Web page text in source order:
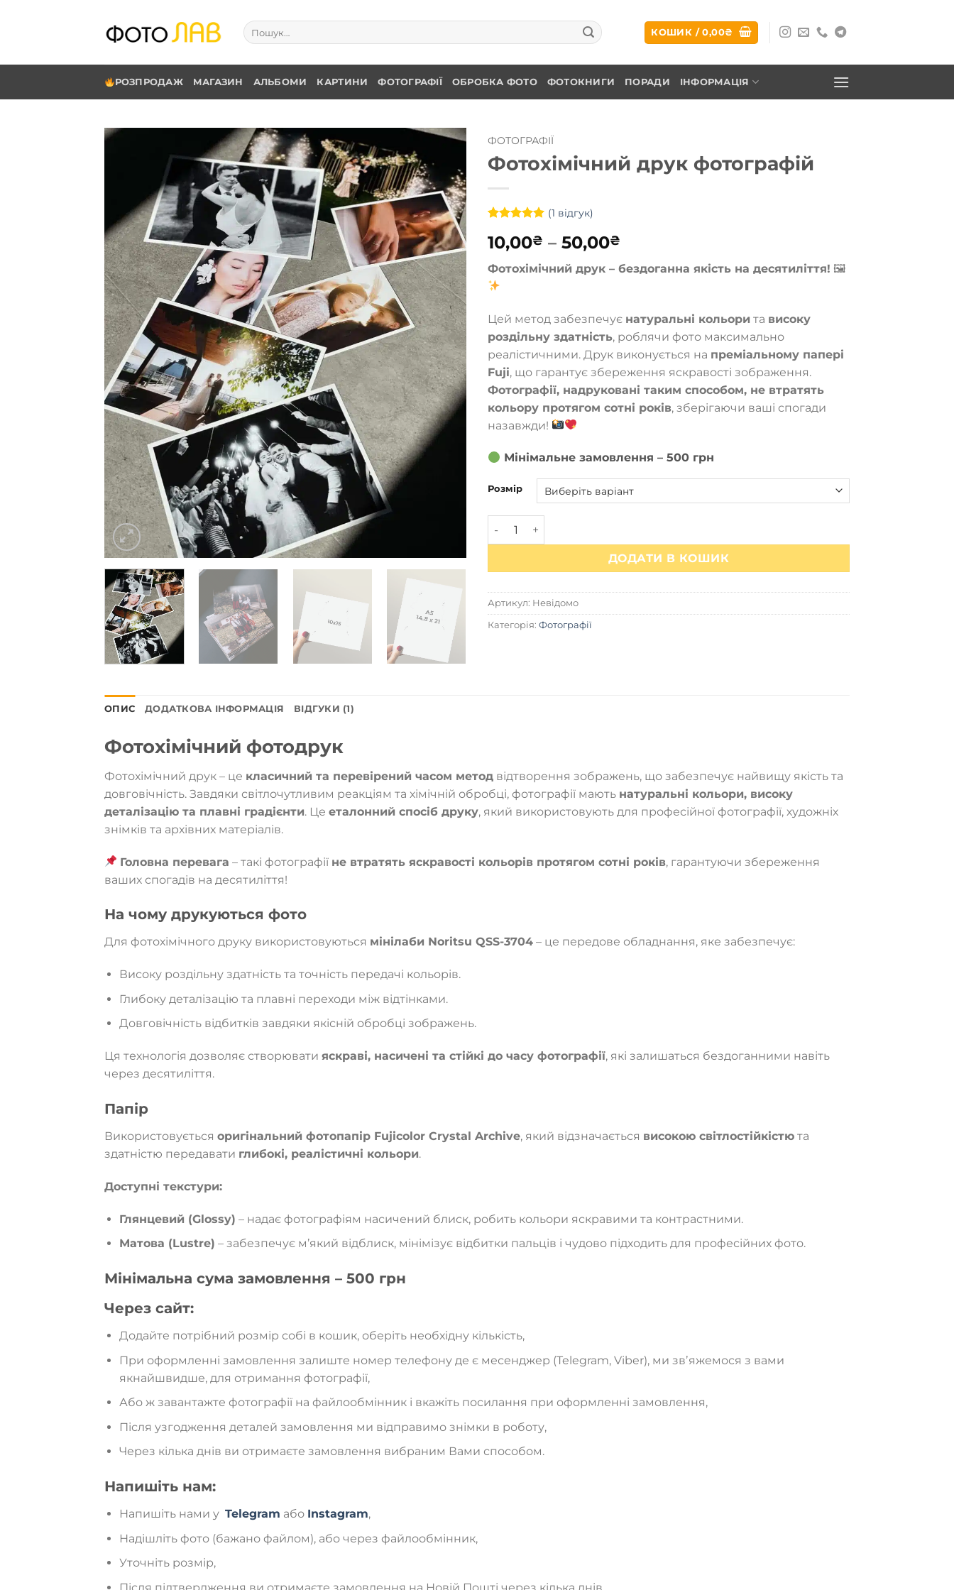
Шукати:
КОШИК /0,00₴
РОЗПРОДАЖ МАГАЗИН АЛЬБОМИ КАРТИНИ ФОТОГРАФІЇ ОБРОБКА ФОТО ФОТОКНИГИ ПОРАДИ ІНФОРМАЦІЯ
ФОТОГРАФІЇ
Фотохімічний друк фотографій
з 5 на
основі
опитування
покупця
(1 відгук)
10,00₴ – 50,00₴
від
50,00₴
Фотохімічний друк – бездоганна якість на десятиліття! 🖼
Цей метод забезпечує натуральні кольори та високу
роздільну здатність, роблячи фото максимально
реалістичними. Друк виконується на преміальному папері
Fuji, що гарантує збереження яскравості зображення.
Фотографії, надруковані таким способом, не втратять
кольору протягом сотні років, зберігаючи ваші спогади
назавжди!
Мінімальне замовлення – 500 грн
Розмір
Фотохімічний друк фотографій кількість
ДОДАТИ В КОШИК
Артикул: Невідомо
Категорія: Фотографії
ОПИС ДОДАТКОВА ІНФОРМАЦІЯ ВІДГУКИ (1)
Фотохімічний фотодрук
Фотохімічний друк – це класичний та перевірений часом метод відтворення зображень, що забезпечує найвищу якість та
довговічність. Завдяки світлочутливим реакціям та хімічній обробці, фотографії мають натуральні кольори, високу
деталізацію та плавні градієнти. Це еталонний спосіб друку, який використовують для професійної фотографії, художніх
знімків та архівних матеріалів.
Головна перевага – такі фотографії не втратять яскравості кольорів протягом сотні років, гарантуючи збереження
ваших спогадів на десятиліття!
На чому друкуються фото
Для фотохімічного друку використовуються мінілаби Noritsu QSS-3704 – це передове обладнання, яке забезпечує:
Високу роздільну здатність та точність передачі кольорів.
Глибоку деталізацію та плавні переходи між відтінками.
Довговічність відбитків завдяки якісній обробці зображень.
Ця технологія дозволяє створювати яскраві, насичені та стійкі до часу фотографії, які залишаться бездоганними навіть
через десятиліття.
Папір
Використовується оригінальний фотопапір Fujicolor Crystal Archive, який відзначається високою світлостійкістю та
здатністю передавати глибокі, реалістичні кольори.
Доступні текстури:
Глянцевий (Glossy) – надає фотографіям насичений блиск, робить кольори яскравими та контрастними.
Матова (Lustre) – забезпечує м’який відблиск, мінімізує відбитки пальців і чудово підходить для професійних фото.
Мінімальна сума замовлення – 500 грн
Через сайт:
Додайте потрібний розмір собі в кошик, оберіть необхідну кількість,
При оформленні замовлення залиште номер телефону де є месенджер (Telegram, Viber), ми звʼяжемося з вами
якнайшвидше, для отримання фотографії,
Або ж завантажте фотографії на файлообмінник і вкажіть посилання при оформленні замовлення,
Після узгодження деталей замовлення ми відправимо знімки в роботу,
Через кілька днів ви отримаєте замовлення вибраним Вами способом.
Напишіть нам:
Напишіть нами у Telegram або Instagram,
Надішліть фото (бажано файлом), або через файлообмінник,
Уточніть розмір,